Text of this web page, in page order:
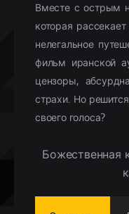
Вместе с острым
которая
нелегальное
фильм иранской
цензоры,
страхи. Но
своего голоса?
Божественная